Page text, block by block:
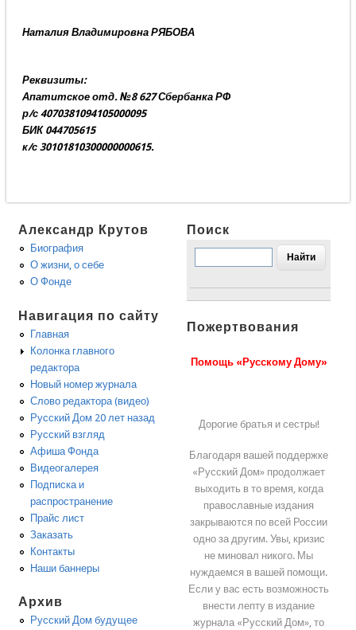
Наталия Владимировна РЯБОВА
Реквизиты:
Апатитское отд. №8 627 Сбербанка РФ
р/с 4070381094105000095
БИК 044705615
к/с 30101810300000000615.
Александр Крутов
Биография
О жизни, о себе
О Фонде
Навигация по сайту
Главная
Колонка главного
редактора
Новый номер журнала
Слово редактора (видео)
Русский Дом 20 лет назад
Русский взгляд
Афиша Фонда
Видеогалерея
Подписка и
распространение
Прайс лист
Заказать
Контакты
Наши баннеры
Архив
Русский Дом будущее
Поиск
Пожертвования
Помощь «Русскому Дому»
Дорогие братья и сестры!
Благодаря вашей поддержке
«Русский Дом» продолжает
выходить в то время, когда
православные издания
закрываются по всей России
одно за другим. Увы, кризис
не миновал никого. Мы
нуждаемся в вашей помощи.
Если у вас есть возможность
внести лепту в издание
журнала «Русский Дом», то